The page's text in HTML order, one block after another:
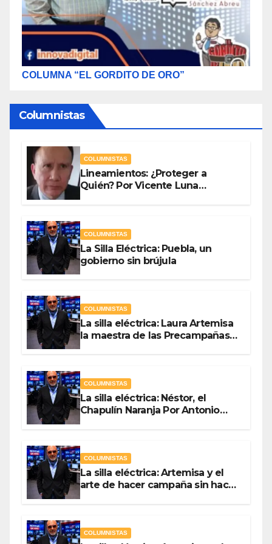
COLUMNA “EL GORDITO DE ORO”
Columnistas
COLUMNISTAS
Lineamientos: ¿Proteger a
Quién? Por Vicente Luna
COLUMNISTAS
La Silla Eléctrica: Puebla, un
gobierno sin brújula
COLUMNISTAS
La silla eléctrica: Laura Artemisa
la maestra de las Precampañas
COLUMNISTAS
La silla eléctrica: Néstor, el
Chapulín Naranja Por Antonio
COLUMNISTAS
La silla eléctrica: Artemisa y el
arte de hacer campaña sin hacer
COLUMNISTAS